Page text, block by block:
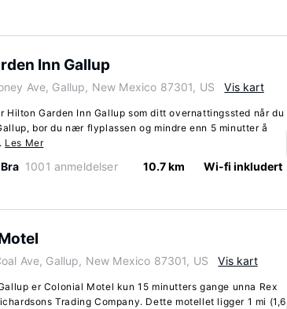
Inn Gallup
Ave, Gallup, New Mexico 87301, US Vis kart
Hilton Garden Inn Gallup som ditt overnattingssted når du
bor du nær flyplassen og mindre enn 5 minutter å
Les Mer
Bra 1001 anmeldelser 10.7 km Wi-fi inkludert
Ave, Gallup, New Mexico 87301, US Vis kart
er Colonial Motel kun 15 minutters gange unna Rex
Trading Company. Dette motellet ligger 1 mi (1,6